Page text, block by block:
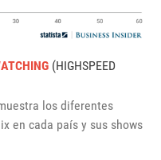
(HIGHSPEED
los diferentes
en cada país y sus shows